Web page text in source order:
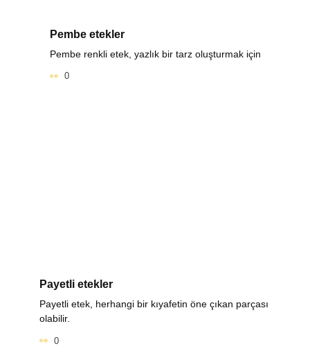
Pembe etekler
Pembe renkli etek, yazlık bir tarz oluşturmak için
0
Payetli etekler
Payetli etek, herhangi bir kıyafetin öne çıkan parçası
olabilir.
0